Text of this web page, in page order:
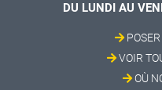
DU LUNDI AU
VOIR
OÙ